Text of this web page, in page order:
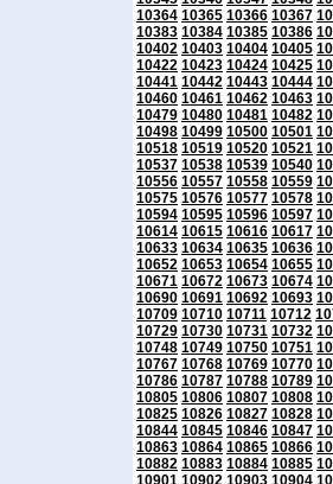
10364 10365 10366 10367
10383 10384 10385 10386
10402 10403 10404 10405
10422 10423 10424 10425
10441 10442 10443 10444
10460 10461 10462 10463
10479 10480 10481 10482
10498 10499 10500 10501
10518 10519 10520 10521
10537 10538 10539 10540
10556 10557 10558 10559
10575 10576 10577 10578
10594 10595 10596 10597
10614 10615 10616 10617
10633 10634 10635 10636
10652 10653 10654 10655
10671 10672 10673 10674
10690 10691 10692 10693
10709 10710 10711 10712
10729 10730 10731 10732
10748 10749 10750 10751
10767 10768 10769 10770
10786 10787 10788 10789
10805 10806 10807 10808
10825 10826 10827 10828
10844 10845 10846 10847
10863 10864 10865 10866
10882 10883 10884 10885
10901 10902 10903 10904